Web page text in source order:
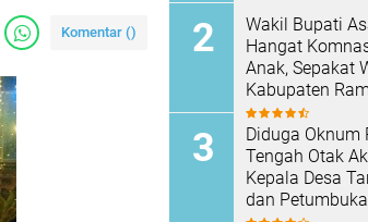
Komentar ()
Wakil Bupati
Hangat
Anak, Sepakat
Kabupaten
Diduga Oknum
Tengah Otak
Kepala Desa
dan